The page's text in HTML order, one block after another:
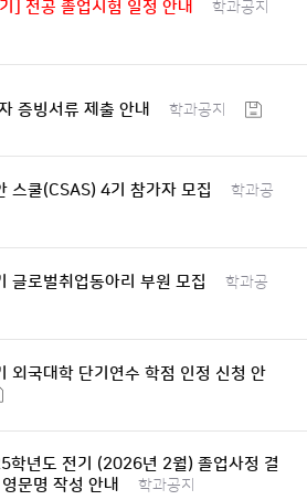
] 전공 졸업시험 일정 안내 학과공지
증빙서류 제출 안내 학과공지
스쿨(CSAS) 4기 참가자 모집
학과공
글로벌취업동아리 부원 모집
학과공
외국대학 단기연수 학점 인정 신청 안
학년도 전기 (2026년 2월) 졸업사정 결
문명 작성 안내
학과공지